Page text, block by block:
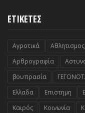
ΕΤΙΚΕΤΕΣ
Αγροτικά Αθλητισμος
Αρθρογραφία
βουπρασία
Ελλαδα
Επιστημη
Καιρός
Κοινωνία